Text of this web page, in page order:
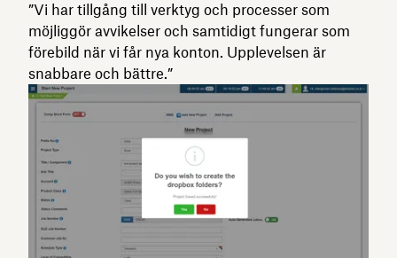
”Vi har tillgång till verktyg och processer som
möjliggör avvikelser och samtidigt fungerar som
förebild när vi får nya konton. Upplevelsen är
snabbare och bättre.”